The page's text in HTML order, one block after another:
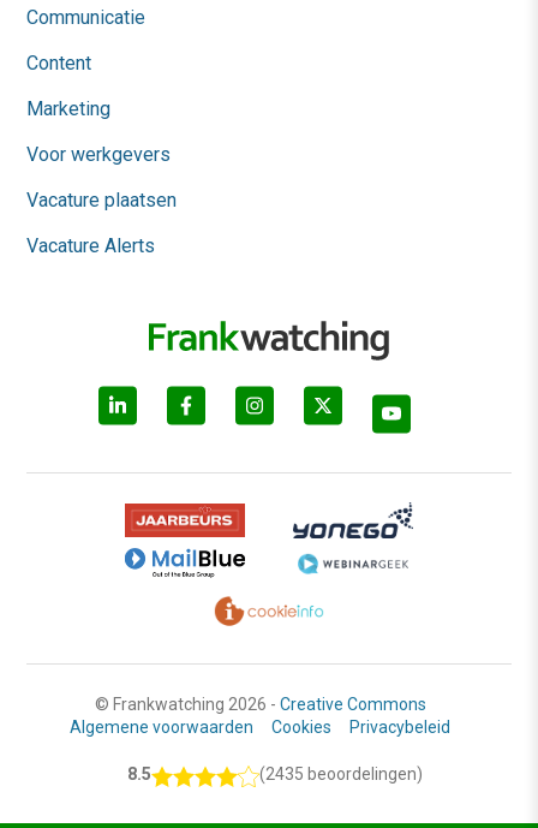
Communicatie
Content
Marketing
Voor werkgevers
Vacature plaatsen
Vacature Alerts
© Frankwatching 2026 - Creative Commons
Algemene voorwaarden
Cookies Privacybeleid
8.5 (2435 beoordelingen)